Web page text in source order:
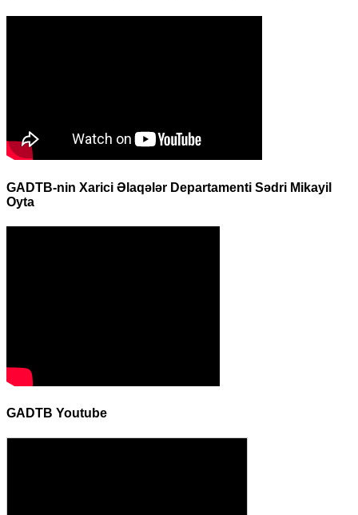
GADTB-nin Xarici Əlaqələr Departamenti Sədri Mikayil
Oyta
GADTB Youtube